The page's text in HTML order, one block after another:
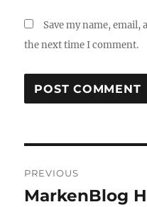
Save my name,
the next time I comment.
navigation
PREVIOUS
Previous
MarkenBlog